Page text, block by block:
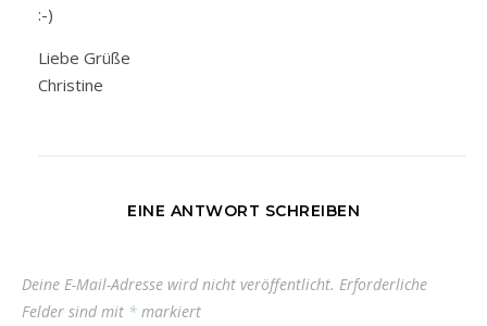
:-)
Liebe Grüße
Christine
EINE ANTWORT SCHREIBEN
Deine E-Mail-Adresse wird nicht veröffentlicht. Erforderliche
Felder sind mit * markiert